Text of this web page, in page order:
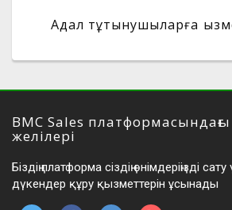
Адал тұтынушыларға
BMC Sales платформасындағы
желілері
Біздің платформа сіздің өнімдеріңізді
дүкендер құру қызметтерін ұсынады